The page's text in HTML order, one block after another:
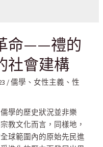
命——禮的
社會建構
/儒學 、女性主義 、性
學的歷史狀況並非樂
教文化而言，同樣地，
球範圍內的原始先民進